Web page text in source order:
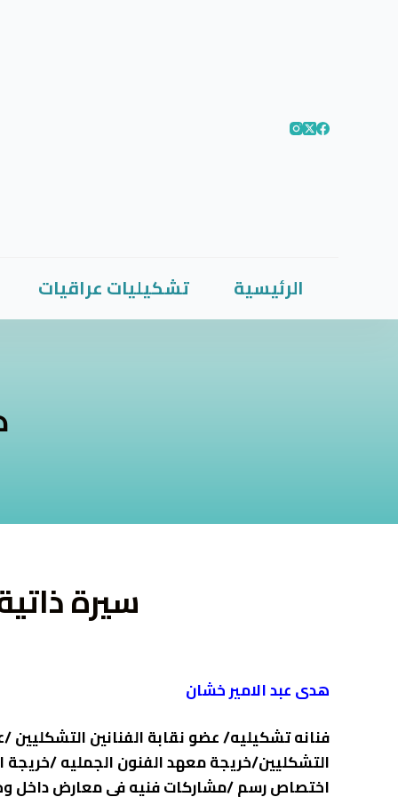
الرئيسية تشكيليات عراقيات
سيرة
هدى عبد الامير خشان
فنانه تشكيليه/ عضو نقابة الفنانين التشكليين
التشكليين/خريجة معهد الفنون الجمليه /خريجة
اختصاص رسم /مشاركات فنيه في معارض داخل